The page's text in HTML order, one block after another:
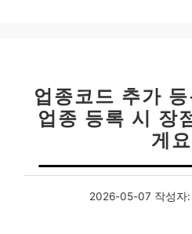
업종코드 추가
업종 등록 시 장
게
2026-05-07 작성자: